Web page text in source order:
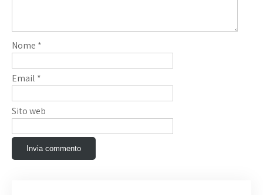
Nome *
Email *
Sito web